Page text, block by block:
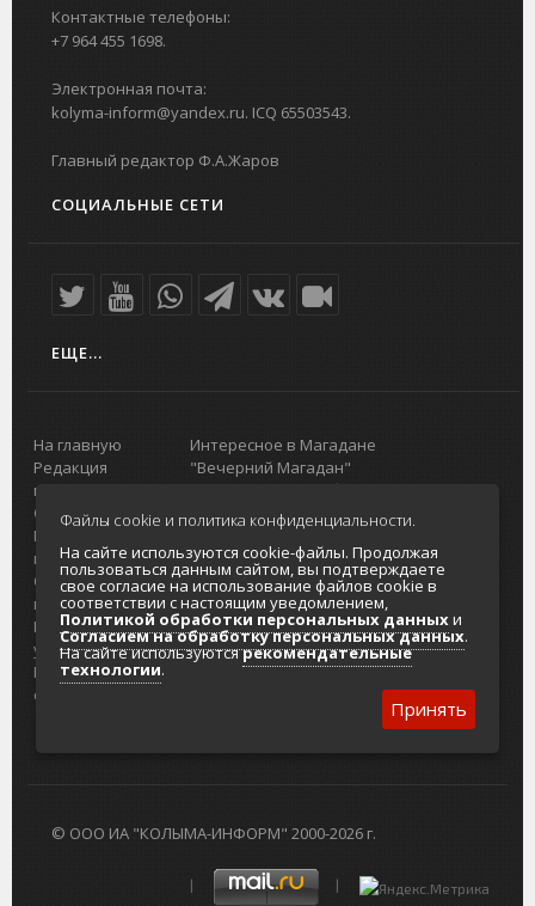
Контактные телефоны:
+7 964 455 1698.
Электронная почта:
kolyma-inform@yandex.ru. ICQ 65503543.
Главный редактор Ф.А.Жаров
СОЦИАЛЬНЫЕ СЕТИ
ЕЩЕ...
На главную
Редакция
портала
О проекте
Реклама на
портале
Отзывы и
предложения
Интернет-
услуги
Разработка
сайтов
Интересное в Магадане
"Вечерний Магадан"
Городская доска объявлений
Реклама
Главный туристический портал
Колымы
Политика в отношении обработки
персональных данных
Согласие на обработку персональных
данных
© ООО ИА "КОЛЫМА-ИНФОРМ" 2000-2026 г.
Файлы cookie и политика конфиденциальности.
На сайте используются cookie-файлы. Продолжая
пользоваться данным сайтом, вы подтверждаете
свое согласие на использование файлов cookie в
соответствии с настоящим уведомлением,
Политикой обработки персональных данныхи
Согласием на обработку персональных данных.
На сайте используютсярекомендательные
технологии.
Принять